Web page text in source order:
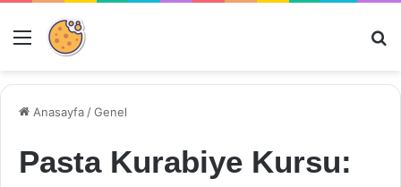
Menü
Anasayfa /Genel
Pasta Kurabiye Kursu: